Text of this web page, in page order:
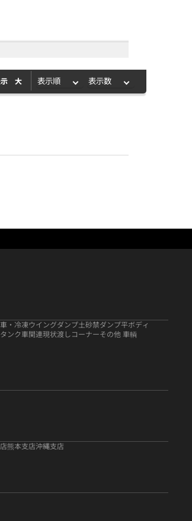
示 大
・冷凍ウイングダンプ土砂禁ダンプ平ボディ
タンク車関連現状渡しコーナーその他 車輌
熊本支店沖縄支店